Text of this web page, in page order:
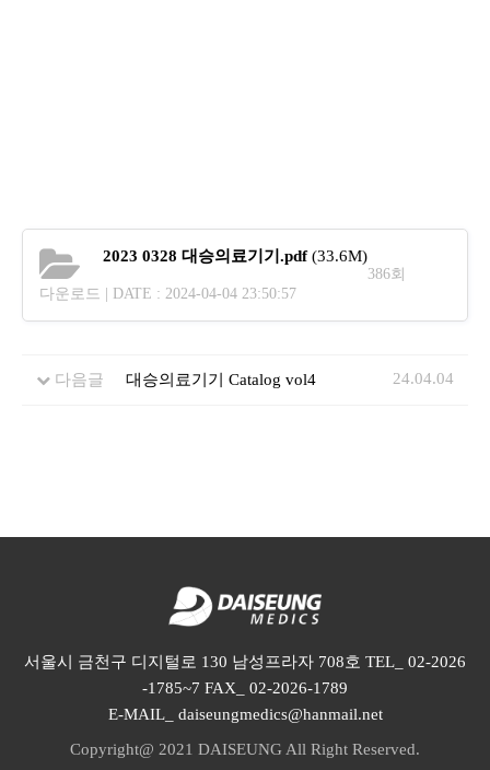
2023 0328 대승의료기기.pdf(33.6M)
386회
다운로드 | DATE : 2024-04-04 23:50:57
다음글 대승의료기기 Catalog vol4 24.04.04
서울시 금천구 디지털로 130 남성프라자 708호 TEL_ 02-2026
-1785~7 FAX_ 02-2026-1789
E-MAIL_ daiseungmedics@hanmail.net
Copyright@ 2021 DAISEUNG All Right Reserved.